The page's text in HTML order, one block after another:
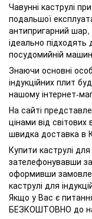
Чавунні каструлі
подальшої
антипригарний шар,
ідеально
посудомийній
Знаючи основні
індукційних плит
нашому інтернет-
На сайті
цінами від
швидка доставка в
Купити каструлі
зателефонувавши
оформивши
каструлі для
Якщо у Вас є
БЕЗКОШТОВНО до